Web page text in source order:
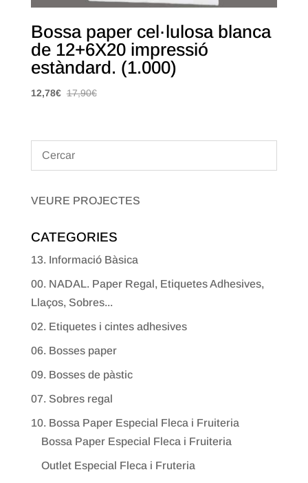
Bossa paper cel·lulosa blanca
de 12+6X20 impressió
estàndard. (1.000)
12,78€ 17,90€
VEURE PROJECTES
CATEGORIES
13. Informació Bàsica
00. NADAL. Paper Regal, Etiquetes Adhesives,
Llaços, Sobres...
02. Etiquetes i cintes adhesives
06. Bosses paper
09. Bosses de pàstic
07. Sobres regal
10. Bossa Paper Especial Fleca i Fruiteria
Bossa Paper Especial Fleca i Fruiteria
Outlet Especial Fleca i Fruteria